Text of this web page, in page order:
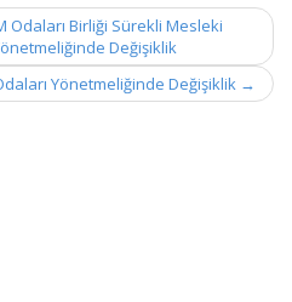
Odaları Birliği Sürekli Mesleki
Değişiklik
Yönetmeliğinde Değişiklik →